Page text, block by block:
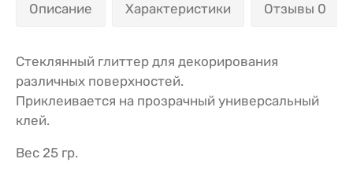
Описание Характеристики Отзывы 0
Стеклянный глиттер для декорирования
различных поверхностей.
Приклеивается на прозрачный универсальный
клей.
Вес 25 гр.